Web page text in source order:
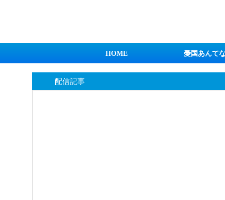
HOME 憂国あんて
配信記事